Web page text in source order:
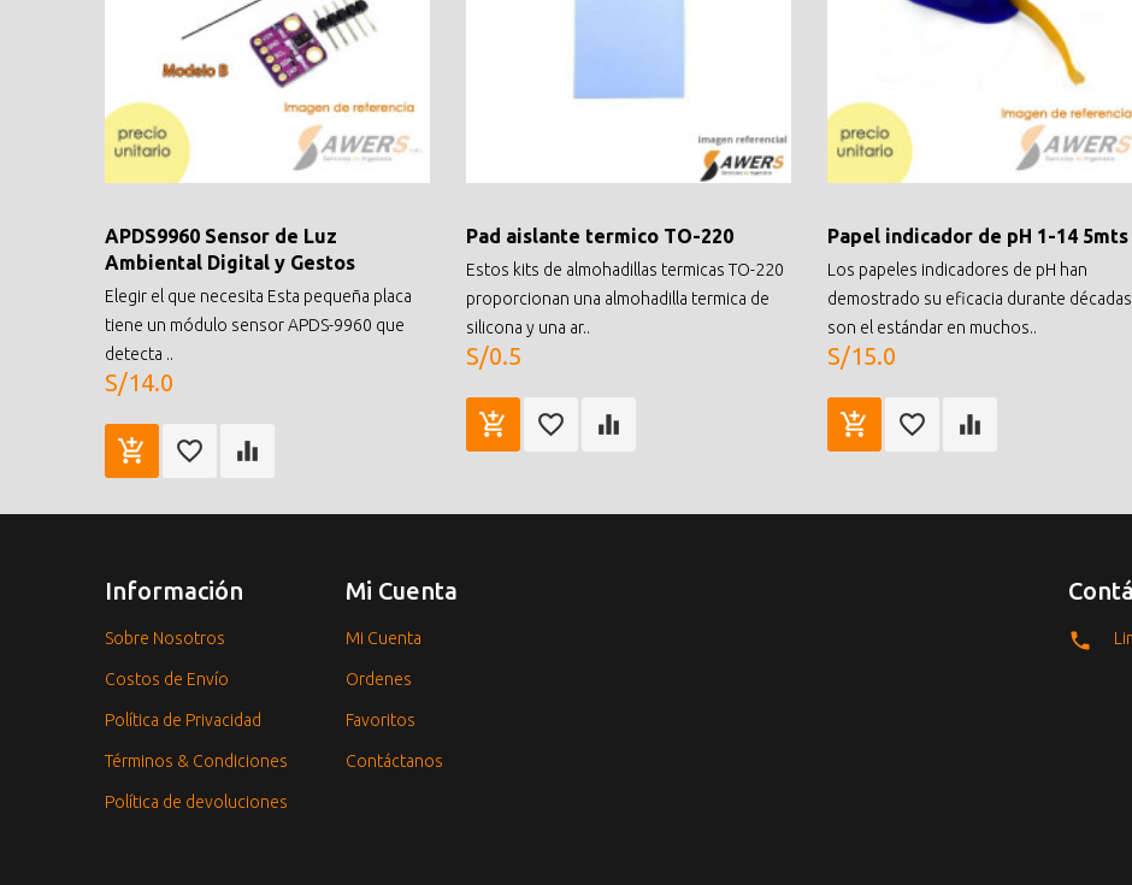
APDS9960 Sensor de Luz
Ambiental Digital y Gestos
Elegir el que necesita Esta pequeña placa
tiene un módulo sensor APDS-9960 que
detecta ..
S/14.0
Pad aislante termico TO-220
Estos kits de almohadillas termicas TO-220
proporcionan una almohadilla termica de
silicona y una ar..
S/0.5
Papel indicador de pH 1-14 5mts
Los papeles indicadores de pH han
demostrado su eficacia durante
son el estándar en muchos..
S/15.0
Información
Sobre Nosotros
Costos de Envío
Política de Privacidad
Términos & Condiciones
Política de devoluciones
Mi Cuenta
Mi Cuenta
Ordenes
Favoritos
Contáctanos